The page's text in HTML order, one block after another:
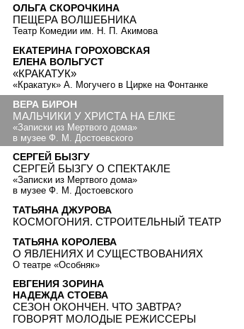
ОЛЬГА СКОРОЧКИНА
ПЕЩЕРА ВОЛШЕБНИКА
Театр Комедии им. Н. П. Акимова
ЕКАТЕРИНА ГОРОХОВСКАЯ
ЕЛЕНА ВОЛЬГУСТ
«КРАКАТУК»
«Кракатук» А. Могучего в Цирке на Фонтанке
ВЕРА БИРОН
МАЛЬЧИКИ У ХРИСТА НА ЕЛКЕ
«Записки из Мертвого дома»
в музее Ф. М. Достоевского
СЕРГЕЙ БЫЗГУ
СЕРГЕЙ БЫЗГУ О СПЕКТАКЛЕ
«Записки из Мертвого дома»
в музее Ф. М. Достоевского
ТАТЬЯНА ДЖУРОВА
КОСМОГОНИЯ. СТРОИТЕЛЬНЫЙ ТЕАТР
ТАТЬЯНА КОРОЛЕВА
О ЯВЛЕНИЯХ И СУЩЕСТВОВАНИЯХ
О театре «Особняк»
ЕВГЕНИЯ ЗОРИНА
НАДЕЖДА СТОЕВА
СЕЗОН ОКОНЧЕН. ЧТО ЗАВТРА?
ГОВОРЯТ МОЛОДЫЕ РЕЖИССЕРЫ